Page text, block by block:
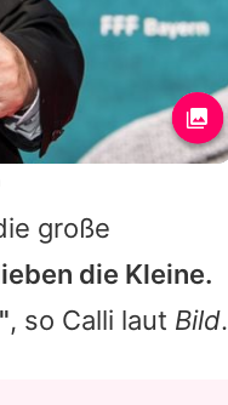
große
die Kleine.
, so Calli laut Bild.